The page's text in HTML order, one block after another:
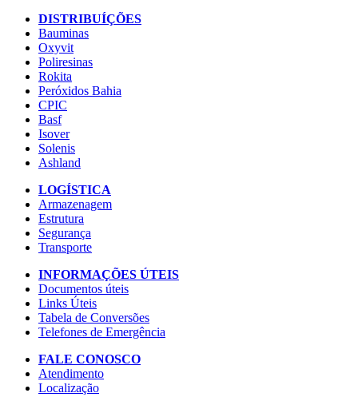
DISTRIBUÍÇÕES
Bauminas
Oxyvit
Poliresinas
Rokita
Peróxidos Bahia
CPIC
Basf
Isover
Solenis
Ashland
LOGÍSTICA
Armazenagem
Estrutura
Segurança
Transporte
INFORMAÇÕES ÚTEIS
Documentos úteis
Links Úteis
Tabela de Conversões
Telefones de Emergência
FALE CONOSCO
Atendimento
Localização